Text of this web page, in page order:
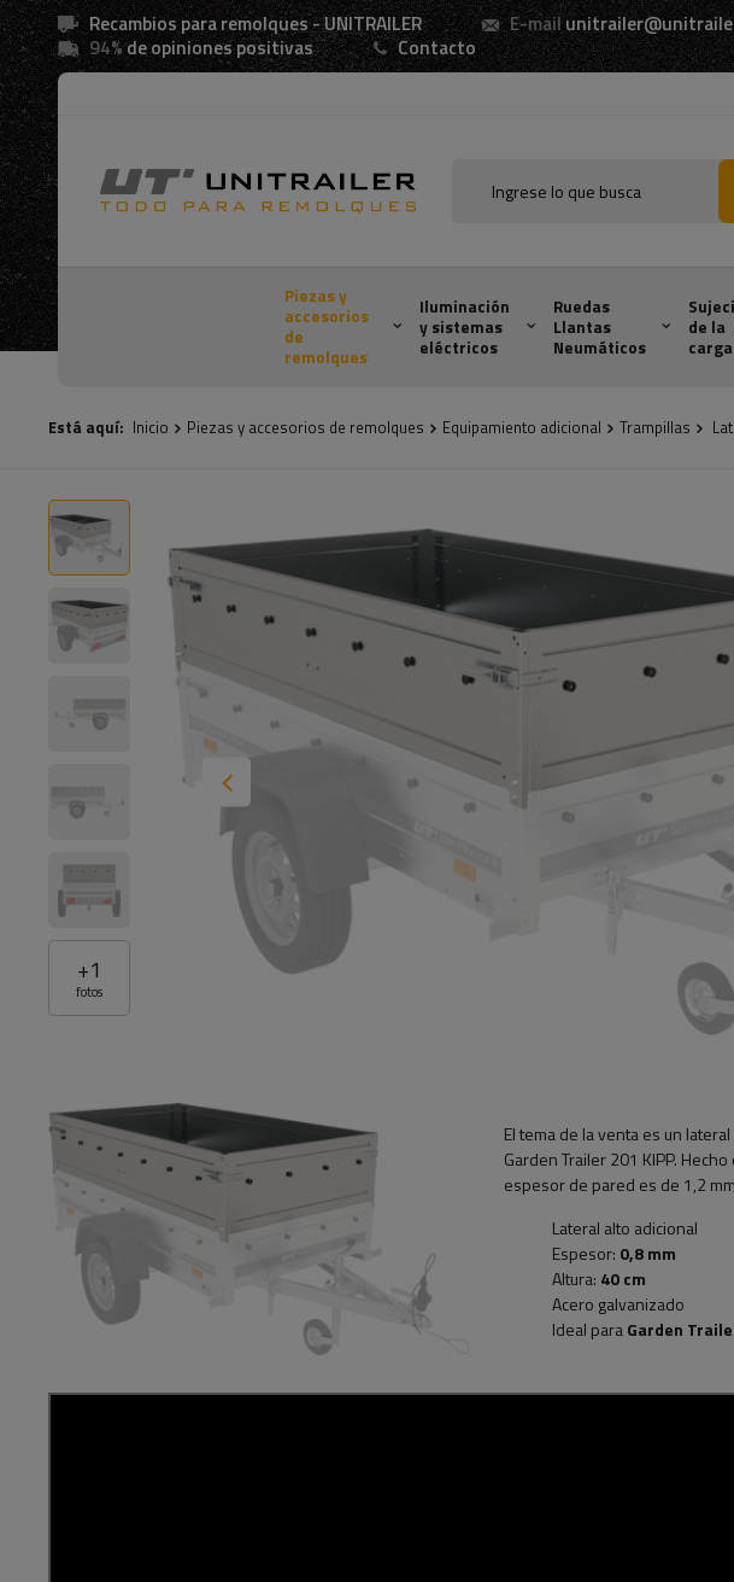
Recambios para remolques - UNITRAILER E-mail
94% de opiniones positivas Contacto
Piezas y
accesorios
de
remolques
Iluminación
y sistemas
eléctricos
Ruedas
Llantas
Neumáticos
de la
carga
Está aquí: Inicio Piezas y accesorios de remolques Equipamiento adicional Trampillas
+1
fotos
El tema de la venta es un
Garden Trailer 201 KIPP.
espesor de pared es de 1,2
Lateral alto adicional
Espesor: 0,8 mm
Altura: 40 cm
Acero galvanizado
Ideal paraGarden